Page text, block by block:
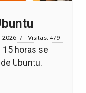
2026 Visitas: 479
15 horas se
Ubuntu.